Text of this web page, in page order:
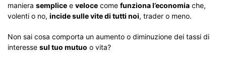
maniera semplice e veloce come funziona l’economia che,
volenti o no, incide sulle vite di tutti noi, trader o meno.
Non sai cosa comporta un aumento o diminuzione dei tassi di
interesse sul tuo mutuo o vita?